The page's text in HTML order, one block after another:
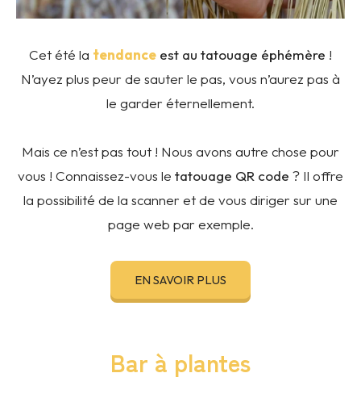
Cet été la tendance est au tatouage éphémère !
N’ayez plus peur de sauter le pas, vous n’aurez pas à
le garder éternellement.
Mais ce n’est pas tout ! Nous avons autre chose pour
vous ! Connaissez-vous le tatouage QR code ? Il offre
la possibilité de la scanner et de vous diriger sur une
page web par exemple.
EN SAVOIR PLUS
Bar à plantes